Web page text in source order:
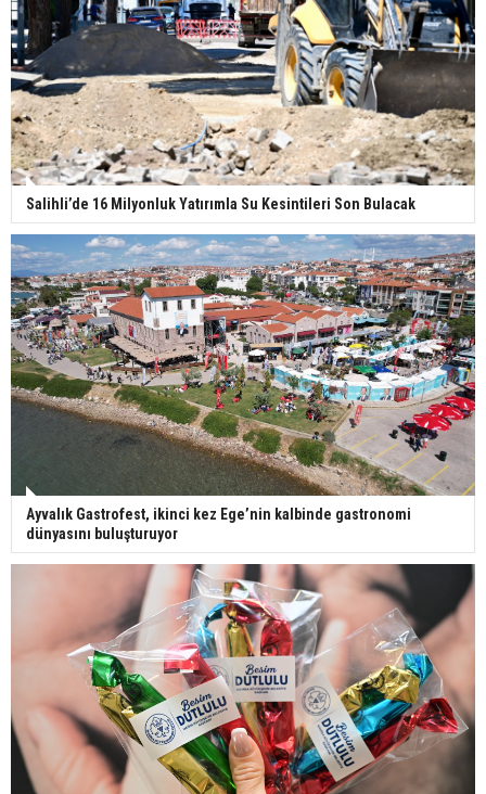
Salihli’de 16 Milyonluk Yatırımla Su Kesintileri Son Bulacak
Ayvalık Gastrofest, ikinci kez Ege’nin kalbinde gastronomi
dünyasını buluşturuyor